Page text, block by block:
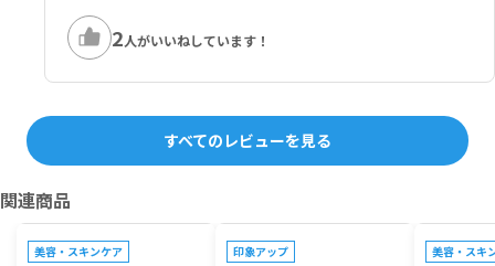
2人がいいねしています！
すべてのレビューを見る
関連商品
プレゼントキャンペーン対象
美容・スキンケア 印象アップ 美容・スキ